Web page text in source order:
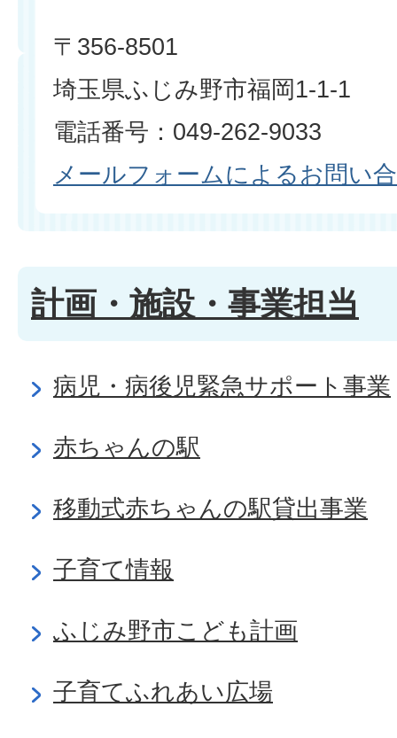
〒356-8501
埼玉県ふじみ野市福岡1-1-1
電話番号：049-262-9033
メールフォームによるお問い
計画・施設・事業担当
病児・病後児緊急サポート事業
赤ちゃんの駅
移動式赤ちゃんの駅貸出事業
子育て情報
ふじみ野市こども計画
子育てふれあい広場